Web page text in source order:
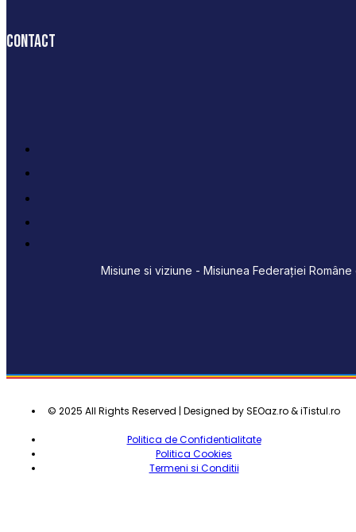
Contact
Misiune si viziune - Misiunea Federației
© 2025 All Rights Reserved | Designed by SEOaz.ro & iTistul.ro
Politica de Confidentialitate
Politica Cookies
Termeni si Conditii